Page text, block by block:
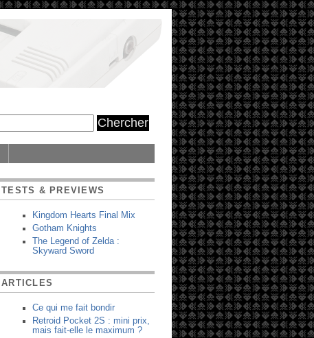
TESTS & PREVIEWS
Kingdom Hearts Final Mix
Gotham Knights
The Legend of Zelda :
Skyward Sword
ARTICLES
Ce qui me fait bondir
Retroid Pocket 2S : mini prix,
mais fait-elle le maximum ?